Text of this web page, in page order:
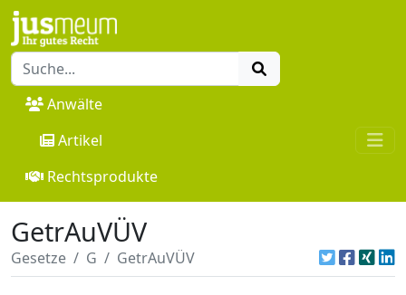
Anwälte
Artikel
Rechtsprodukte
GetrAuVÜV
Gesetze G GetrAuVÜV